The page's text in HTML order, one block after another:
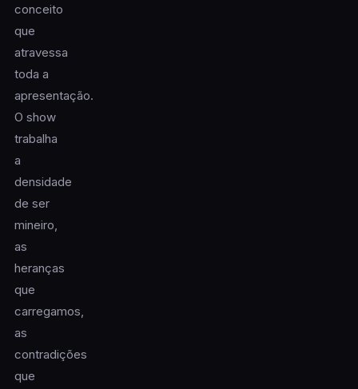
conceito
que
atravessa
toda a
apresentação.
O show
trabalha
a
densidade
de ser
mineiro,
as
heranças
que
carregamos,
as
contradições
que